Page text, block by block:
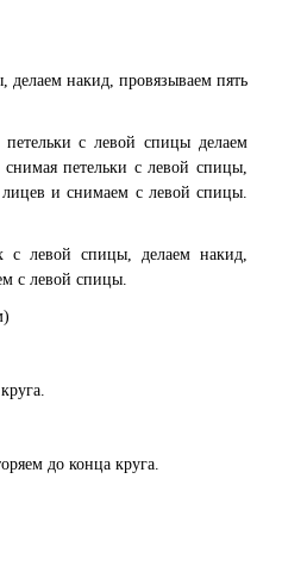
делаем накид, провязываем пять
с левой спицы делаем
петельки с левой спицы,
лицев и снимаем с левой спицы.
с левой спицы, делаем накид,
с левой спицы.
до конца круга.